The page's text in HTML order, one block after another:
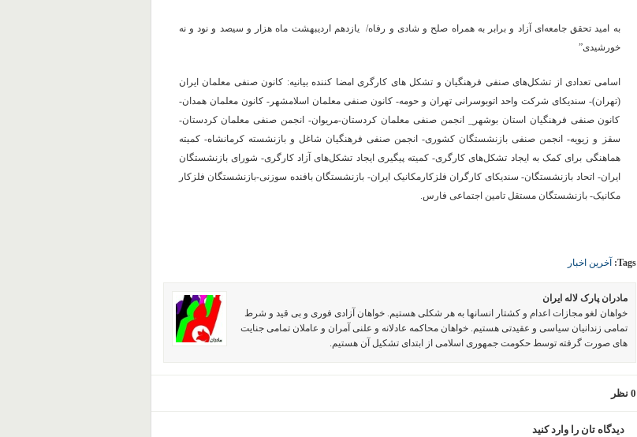
به امید تحقق جامعه‌ای آزاد و برابر به همراه صلح و شادی و رفاه/ یازدهم اردیبهشت ماه هزار و سیصد و نود و نه
خورشیدی”
اسامی تعدادی از تشکل‌های صنفی فرهنگیان و تشکل های کارگری امضا کننده بیانیه:‌ کانون صنفی معلمان ایران
(تهران)- سندیکای شرکت واحد اتوبوسرانی تهران و حومه- کانون صنفی معلمان اسلامشهر- کانون معلمان همدان-
کانون صنفی فرهنگیان استان بوشهر_ انجمن صنفی معلمان کردستان-مریوان- انجمن صنفی معلمان کردستان-
سقز و زیویه- انجمن صنفی بازنشستگان کشوری- انجمن صنفی فرهنگیان شاغل و بازنشسته کرمانشاه- کمیته
هماهنگی برای کمک به ایجاد تشکل‌های کارگری- کمیته پیگیری ایجاد تشکل‌های آزاد کارگری- شورای بازنشستگان
ایران- اتحاد بازنشستگان- سندیکای کارگران فلزکارمکانیک ایران- بازنشستگان بافنده سوزنی-بازنشستگان فلزکار
مکانیک- بازنشستگان مستقل تامین اجتماعی فارس.
Tags: آخرین اخبار
مادران پارک لاله ایران
خواهان لغو مجازات اعدام و کشتار انسانها به هر شکلی هستیم. خواهان آزادی فوری و بی قید و شرط
تمامی زندانیان سیاسی و عقیدتی هستیم. خواهان محاکمه عادلانه و علنی آمران و عاملان تمامی جنایت
های صورت گرفته توسط حکومت جمهوری اسلامی از ابتدای تشکیل آن هستیم.
0 نظر
دیدگاه تان را وارد کنید